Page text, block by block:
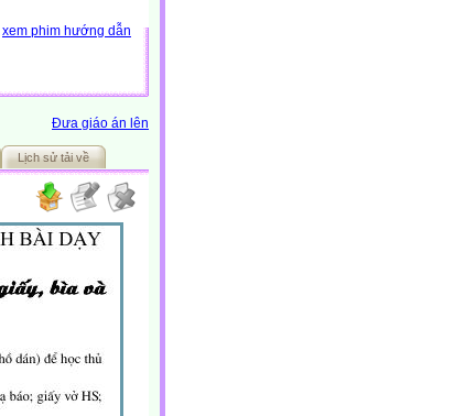
xem phim hướng dẫn
Đưa giáo án lên
Lịch sử tải về